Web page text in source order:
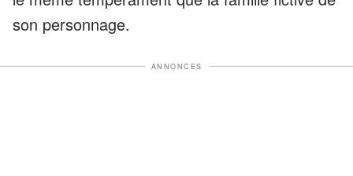
son personnage.
ANNONCES